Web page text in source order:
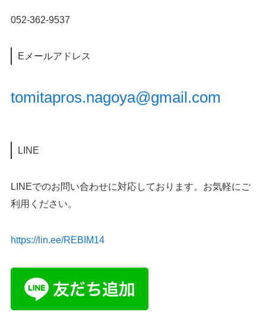
052-362-9537
Eメールアドレス
tomitapros.nagoya@gmail.com
LINE
LINEでのお問い合わせに対応しております。お気軽にご
利用ください。
https://lin.ee/REBIM14